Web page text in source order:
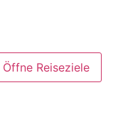
Öffne Reiseziele